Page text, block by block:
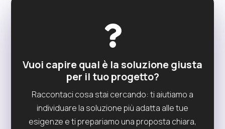

Vuoi capire qual è la soluzione giusta
per il tuo progetto?
Raccontaci cosa stai cercando: ti aiutiamo a
individuare la soluzione più adatta alle tue
esigenze e ti prepariamo una proposta chiara,